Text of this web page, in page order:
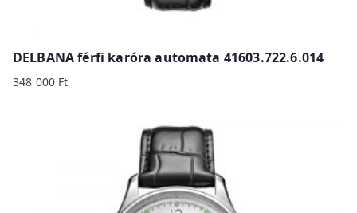
DELBANA férfi karóra automata 41603.722.6.014
348 000 Ft